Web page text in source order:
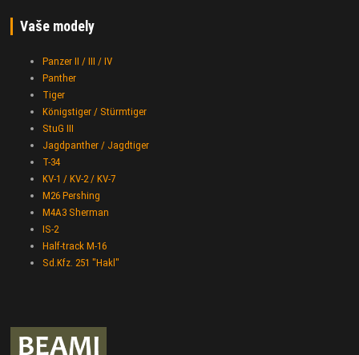
Vaše modely
Panzer II / III / IV
Panther
Tiger
Königstiger / Stürmtiger
StuG III
Jagdpanther / Jagdtiger
T-34
KV-1 / KV-2 / KV-7
M26 Pershing
M4A3 Sherman
IS-2
Half-track M-16
Sd.Kfz. 251 "Hakl"